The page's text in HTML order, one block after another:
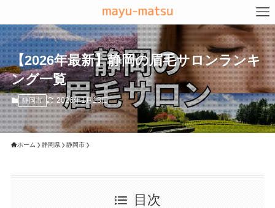
【2026年最新】静岡の眉毛サロンランキ
ング一覧
静岡市 2026年1月13日
ホーム 静岡県 静岡市
目次